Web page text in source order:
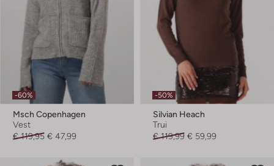
-60%
Msch Copenhagen
Vest
€ 119,95 € 47,99
-50%
Silvian Heach
Trui
€ 119,99 € 59,99